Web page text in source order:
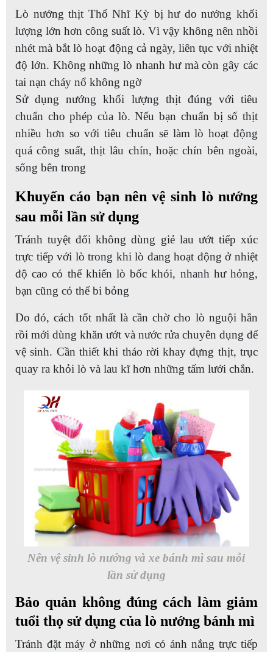
Lò nướng thịt Thổ Nhĩ Kỳ bị hư do nướng khối
lượng lớn hơn công suất lò. Vì vậy không nên nhồi
nhét mà bắt lò hoạt động cả ngày, liên tục với nhiệt
độ lớn. Không những lò nhanh hư mà còn gây các
tai nạn cháy nổ không ngờ
Sử dụng nướng khối lượng thịt đúng với tiêu
chuẩn cho phép của lò. Nếu bạn chuẩn bị số thịt
nhiều hơn so với tiêu chuẩn sẽ làm lò hoạt động
quá công suất, thịt lâu chín, hoặc chín bên ngoài,
sống bên trong
Khuyến cáo bạn nên vệ sinh lò nướng
sau mỗi lần sử dụng
Tránh tuyệt đối không dùng giẻ lau ướt tiếp xúc
trực tiếp với lò trong khi lò đang hoạt động ở nhiệt
độ cao có thể khiến lò bốc khói, nhanh hư hỏng,
bạn cũng có thể bi bỏng
Do đó, cách tốt nhất là cần chờ cho lò nguội hẳn
rồi mới dùng khăn ướt và nước rửa chuyên dụng để
vệ sinh. Cần thiết khi tháo rời khay đựng thịt, trục
quay ra khỏi lò và lau kĩ hơn những tấm lưới chắn.
Nên vệ sinh lò nướng và xe bánh mì sau mỗi
lần sử dụng
Bảo quản không đúng cách làm giảm
tuổi thọ sử dụng của lò nướng bánh mì
Tránh đặt máy ở những nơi có ánh nắng trực tiếp